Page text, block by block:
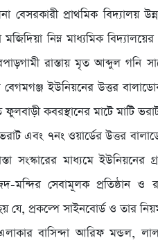
বেসরকারী প্রাথমিক বিদ্যালয়
নিম্ন মাধ্যমিক
রাস্তায় মৃত আব্দুল গনি
বেগমগঞ্জ ইউনিয়নের উত্তর
কবরস্থানের মাটে মাটি
ভরাট এবং ৭নং ওয়ার্ডের উত্তর
সংস্কারের মাধ্যমে ইউনিয়নের
মন্দির সেবামূলক প্রতিষ্ঠান ও
যে, প্রকল্পে সাইনবোর্ড ও তার
বাসিন্দা আরিফ মন্ডল,